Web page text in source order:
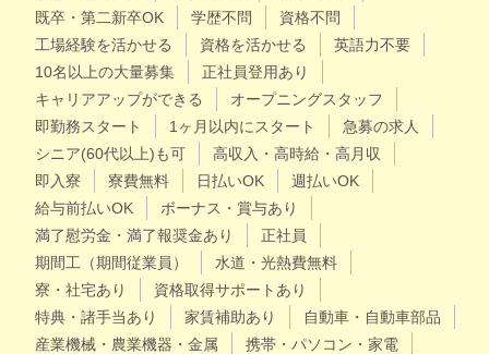
既卒・第二新卒OK
学歴不問
資格不問
工場経験を活かせる
資格を活かせる
英語力不要
10名以上の大量募集
正社員登用あり
キャリアアップができる
オープニングスタッフ
即勤務スタート
1ヶ月以内にスタート
急募の求人
シニア(60代以上)も可
高収入・高時給・高月収
即入寮
寮費無料 日払いOK
週払いOK
給与前払いOK
ボーナス・賞与あり
満了慰労金・満了報奨金あり
正社員
期間工（期間従業員）
水道・光熱費無料
寮・社宅あり
資格取得サポートあり
特典・諸手当あり
家賃補助あり
自動車・自動車部品
産業機械・農業機器・金属
携帯・パソコン・家電